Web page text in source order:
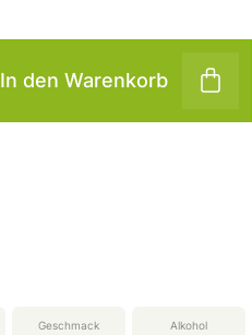
In den Warenkorb
Geschmack Alkohol